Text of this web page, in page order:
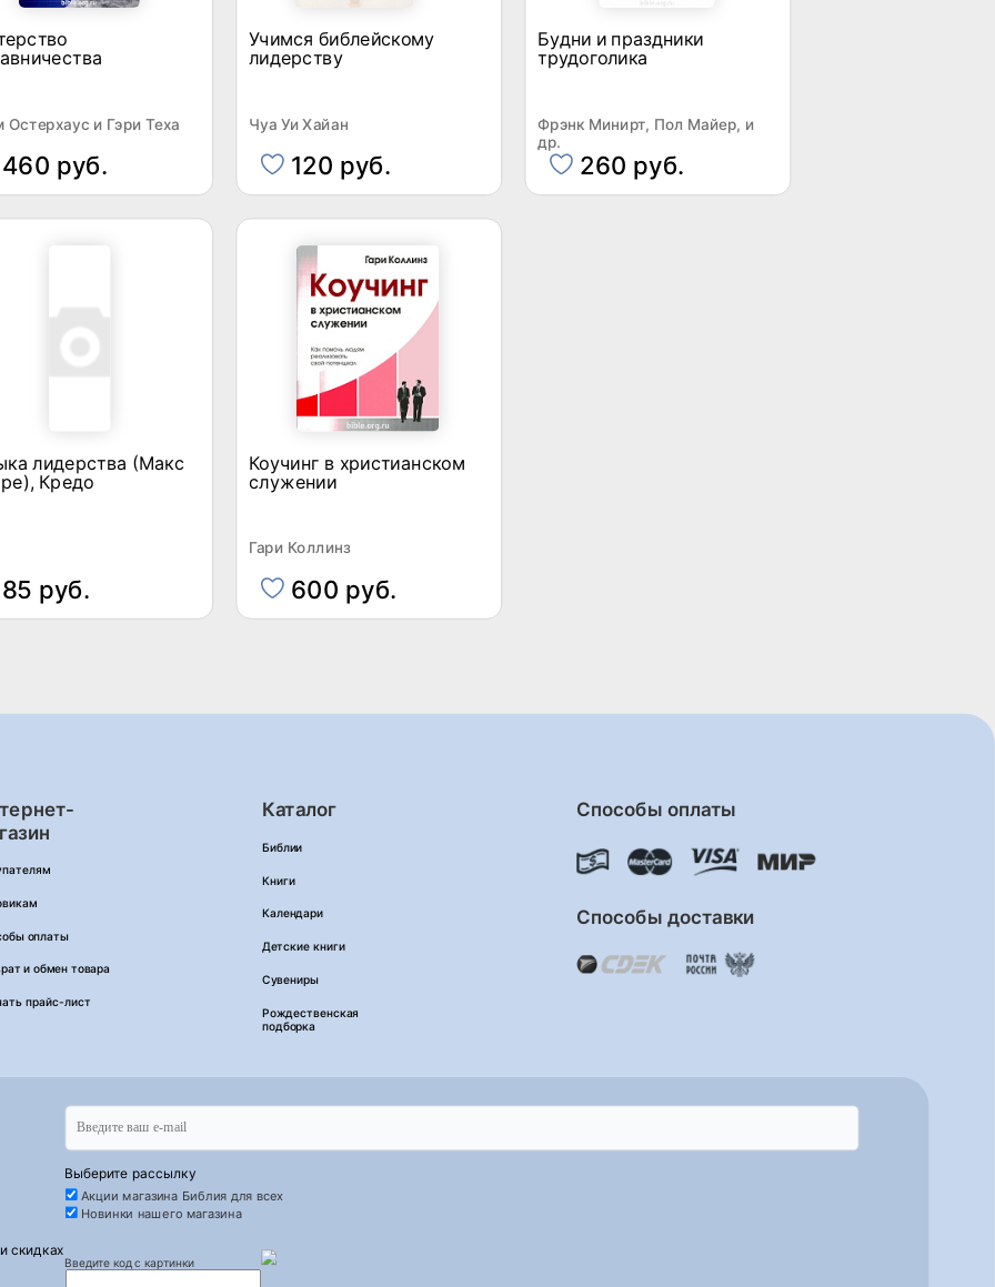
и Гэри Теха
460 руб.
Учимся библейскому
лидерству
Чуа Уи Хайан
120 руб.
Будни и праздники
трудоголика
Фрэнк Минирт, Пол Майер, и
др.
260 руб.
лидерства (Макс
Кредо
85 руб.
Коучинг в христианском
служении
Гари Коллинз
600 руб.
оплаты
и обмен товара
прайс-лист
Каталог
Библии
Книги
Календари
Детские книги
Сувениры
Рождественская
подборка
Способы оплаты
Способы доставки
скидках
Выберите рассылку
Акции магазина Библия для всех
Новинки нашего магазина
Введите код с картинки